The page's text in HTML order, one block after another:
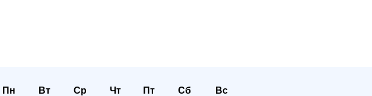
Пн Вт Ср Чт Пт Сб Вс